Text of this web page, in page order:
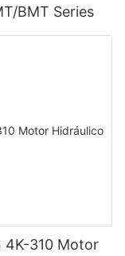
BMT Series
4K-310 Motor